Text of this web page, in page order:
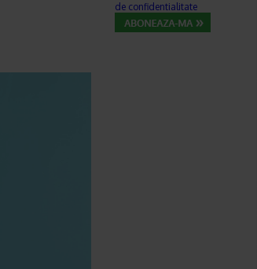
de confidentialitate